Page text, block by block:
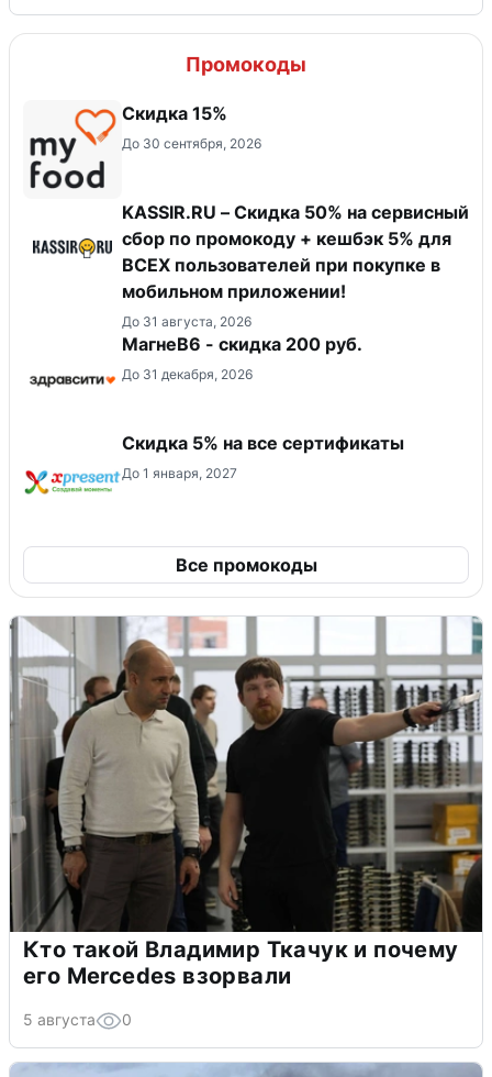
Промокоды
Скидка 15%
До 30 сентября, 2026
KASSIR.RU – Скидка 50% на сервисный
сбор по промокоду + кешбэк 5% для
ВСЕХ пользователей при покупке в
мобильном приложении!
До 31 августа, 2026
МагнеB6 - скидка 200 руб.
До 31 декабря, 2026
Скидка 5% на все сертификаты
До 1 января, 2027
Все промокоды
Кто такой Владимир Ткачук и почему
его Mercedes взорвали
5 августа 0